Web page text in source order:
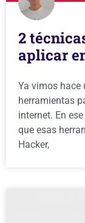
2
aplicar
Ya vimos hace
herramientas
internet. En
que esas
Hacker,